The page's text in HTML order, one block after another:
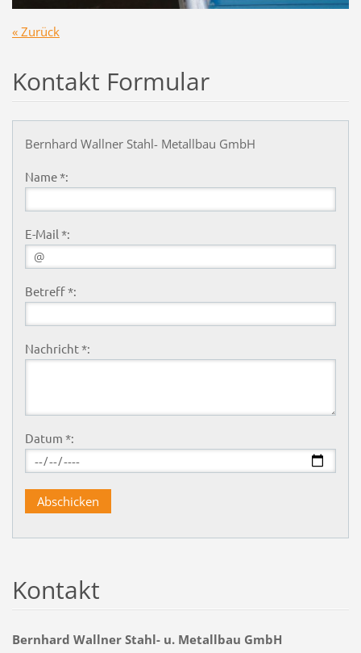
« Zurück
Kontakt Formular
Bernhard Wallner Stahl- Metallbau GmbH
Name *:
E-Mail *:
Betreff *:
Nachricht *:
Datum *:
Kontakt
Bernhard Wallner Stahl- u. Metallbau GmbH